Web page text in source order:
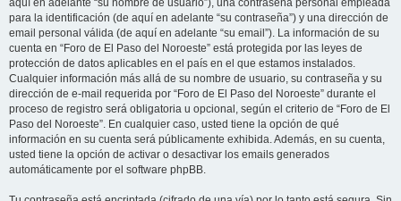
aquí en adelante “su nombre de usuario”), una contraseña personal empleada
para la identificación (de aquí en adelante “su contraseña”) y una dirección de
email personal válida (de aquí en adelante “su email”). La información de su
cuenta en “Foro de El Paso del Noroeste” está protegida por las leyes de
protección de datos aplicables en el país en el que estamos instalados.
Cualquier información más allá de su nombre de usuario, su contraseña y su
dirección de e-mail requerida por “Foro de El Paso del Noroeste” durante el
proceso de registro será obligatoria u opcional, según el criterio de “Foro de El
Paso del Noroeste”. En cualquier caso, usted tiene la opción de qué
información en su cuenta será públicamente exhibida. Además, en su cuenta,
usted tiene la opción de activar o desactivar los emails generados
automáticamente por el software phpBB.